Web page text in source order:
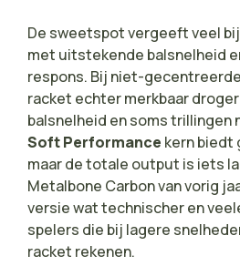
De sweetspot vergeeft veel
met uitstekende balsnelheid
respons. Bij niet-
racket echter merkbaar
balsnelheid en soms trillingen
Soft Performance kern
maar de totale output is iets
Metalbone Carbon van vorig
versie wat technischer en
spelers die bij lagere
racket rekenen.